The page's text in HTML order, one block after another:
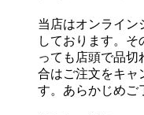
当店はオンライン
しております。
っても店頭で品切
合はご注文をキャ
す。あらかじめご